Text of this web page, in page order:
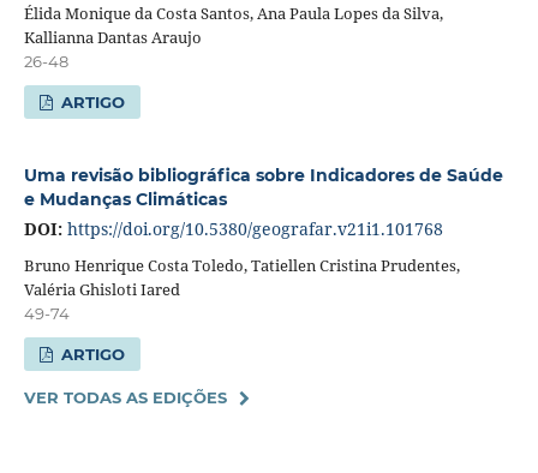
Élida Monique da Costa Santos, Ana Paula Lopes da Silva,
Kallianna Dantas Araujo
26-48
ARTIGO
Uma revisão bibliográfica sobre Indicadores de Saúde
e Mudanças Climáticas
DOI: https://doi.org/10.5380/geografar.v21i1.101768
Bruno Henrique Costa Toledo, Tatiellen Cristina Prudentes,
Valéria Ghisloti Iared
49-74
ARTIGO
VER TODAS AS EDIÇÕES